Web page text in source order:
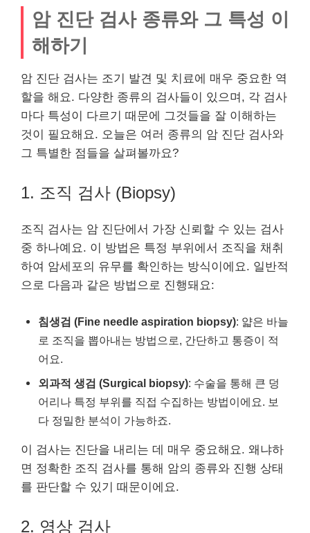
암 진단 검사 종류와 그 특성 이
해하기
암 진단 검사는 조기 발견 및 치료에 매우 중요한 역
할을 해요. 다양한 종류의 검사들이 있으며, 각 검사
마다 특성이 다르기 때문에 그것들을 잘 이해하는
것이 필요해요. 오늘은 여러 종류의 암 진단 검사와
그 특별한 점들을 살펴볼까요?
1. 조직 검사 (Biopsy)
조직 검사는 암 진단에서 가장 신뢰할 수 있는 검사
중 하나예요. 이 방법은 특정 부위에서 조직을 채취
하여 암세포의 유무를 확인하는 방식이에요. 일반적
으로 다음과 같은 방법으로 진행돼요:
침생검 (Fine needle aspiration biopsy): 얇은 바늘
로 조직을 뽑아내는 방법으로, 간단하고 통증이 적
어요.
외과적 생검 (Surgical biopsy): 수술을 통해 큰 덩
어리나 특정 부위를 직접 수집하는 방법이에요. 보
다 정밀한 분석이 가능하죠.
이 검사는 진단을 내리는 데 매우 중요해요. 왜냐하
면 정확한 조직 검사를 통해 암의 종류와 진행 상태
를 판단할 수 있기 때문이에요.
2. 영상 검사